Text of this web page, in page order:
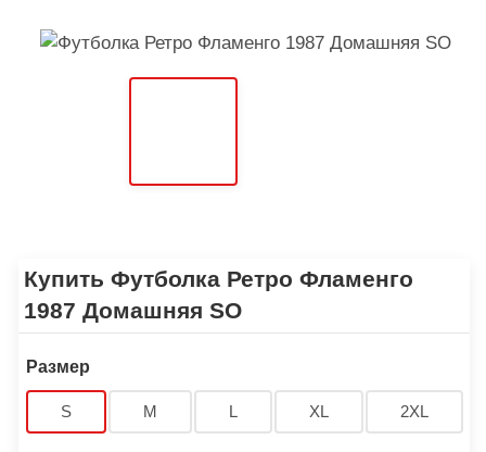
Купить Футболка Ретро Фламенго
1987 Домашняя SO
Размер
S M L XL 2XL